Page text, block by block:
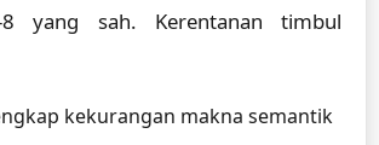
8 yang sah. Kerentanan timbul
kekurangan makna semantik